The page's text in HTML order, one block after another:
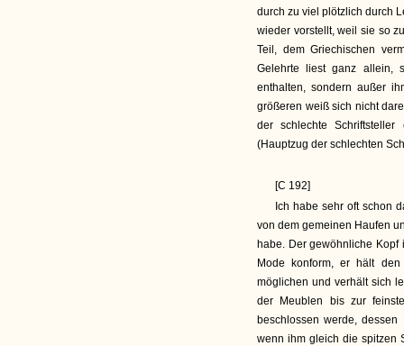
durch zu viel plötzlich durch
wieder vorstellt, weil sie so
Teil, dem Griechischen
Gelehrte liest ganz allein,
enthalten, sondern außer
größeren weiß sich nicht
der schlechte
(Hauptzug der schlechten
[C 192]
Ich habe sehr oft schon
von dem gemeinen Haufen
habe. Der gewöhnliche
Mode konform, er hält
möglichen und verhält sich
der Meublen bis zur
beschlossen werde,
wenn ihm gleich die spitzen